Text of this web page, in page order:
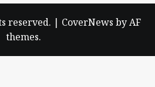
reserved. | CoverNews by AF
themes.